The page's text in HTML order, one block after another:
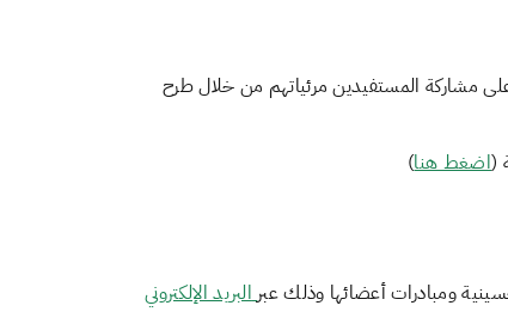
مشاركة المستفيدين مرئياتهم من خلال طرح
(اضغط هنا)
ومبادرات أعضائها وذلك عبرالبريد الإلكتروني